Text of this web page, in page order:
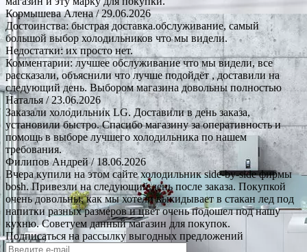
Кормышева Алена/ 29.06.2026
Достоинства: быстрая доставка.обслуживание, самый
большой выбор холодильников что мы видели.
Недостатки: их просто нет.
Комментарии: лучшее обслуживание что мы видели, все
рассказали, объяснили что лучше подойдёт , доставили на
следующий день. Выбором магазина довольны полностью
Наталья/ 23.06.2026
Заказали холодильник LG. Доставили в день заказа,
установили быстро. Спасибо магазину за оперативность и
помощь в выборе лучшего холодильника по нашем
требования.
Филипов Андрей/ 18.06.2026
Вчера купили на этом сайте холодильник side-by-side фирмы
bosh. Привезли на следующий день после заказа. Покупкой
очень довольны, как мы хотели выкидывает в стакан лед под
напитки разных размеров и цвет очень подошел под нашу
кухню. Советуем данный магазин для покупок.
Подписаться на рассылку выгодных предложений